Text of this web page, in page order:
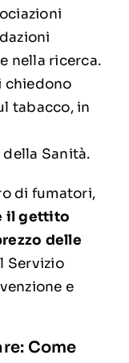
nella ricerca.
chiedono
tabacco, in
della Sanità.
di fumatori,
il gettito
delle
Servizio
e
Come